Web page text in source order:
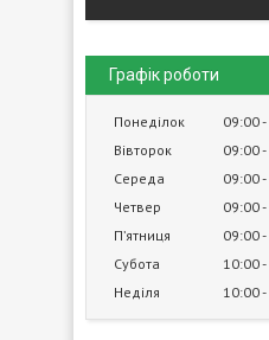
Графік роботи
Понеділок 09:00
Вівторок
09:00
Середа
09:00
Четвер
09:00
Пʼятниця
09:00
Субота
10:00
Неділя
10:00